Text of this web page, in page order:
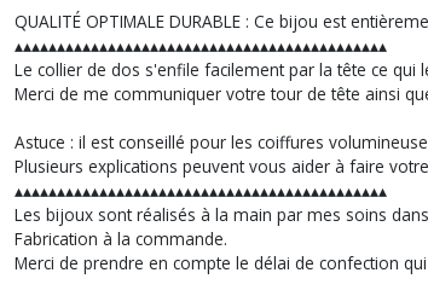
QUALITÉ OPTIMALE DURABLE : Ce bijou est
▴▴▴▴▴▴▴▴▴▴▴▴▴▴▴▴▴▴▴▴▴▴▴▴▴▴▴▴▴▴▴▴▴▴▴▴▴▴▴▴▴▴▴▴
Le collier de dos s'enfile facilement par la tête ce qui
Merci de me communiquer votre tour de tête ainsi
Astuce : il est conseillé pour les coiffures
Plusieurs explications peuvent vous aider à faire
▴▴▴▴▴▴▴▴▴▴▴▴▴▴▴▴▴▴▴▴▴▴▴▴▴▴▴▴▴▴▴▴▴▴▴▴▴▴▴▴▴▴▴▴
Les bijoux sont réalisés à la main par mes soins
Fabrication à la commande.
Merci de prendre en compte le délai de confection